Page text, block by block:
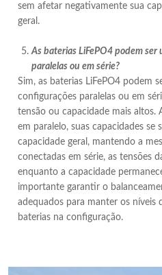
sem afetar negativamente sua
geral.
As baterias LiFePO4 podem ser
paralelas ou em série?
Sim, as baterias LiFePO4 podem
configurações paralelas ou em
tensão ou capacidade mais altos.
em paralelo, suas capacidades
capacidade geral, mantendo a
conectadas em série, as tensões
enquanto a capacidade
importante garantir o
adequados para manter os níveis
baterias na configuração.